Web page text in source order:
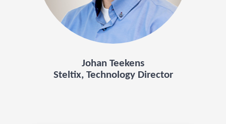
Johan Teekens
Steltix, Technology Director